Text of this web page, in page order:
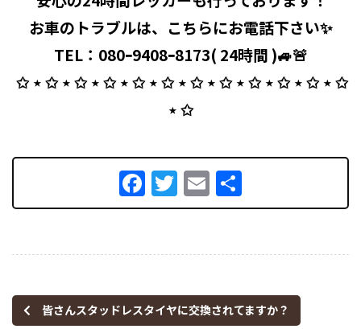
お車のトラブルは、こちらにお電話下さい✨
TEL：080ｰ9408ｰ8173( 24時間 )🚙🚨
⁡ ✩ ⋆ ✩ ⋆ ✩ ⋆ ✩ ⋆ ✩ ⋆ ✩ ⋆ ✩ ⋆ ✩ ⋆ ✩ ⋆ ✩ ⋆ ✩ ⋆ ✩
⋆ ✩
Facebook
Twitter
Email
有
皆さんスタッドレスタイヤに交換されてますか？